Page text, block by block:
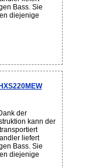
Bass. Sie
diejenige
der
kann der
liefert
Bass. Sie
diejenige